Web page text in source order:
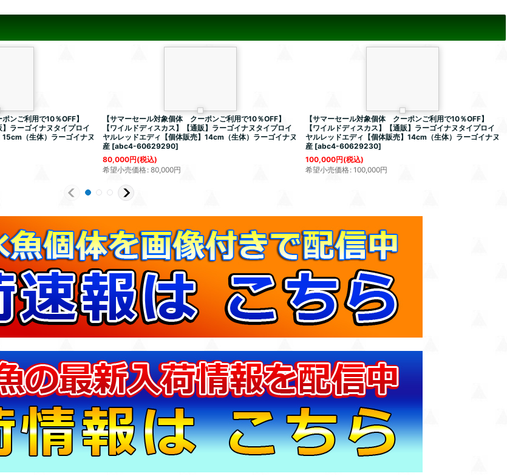
ンご利用で10％OFF】
】ラーゴイナヌタイプロイ
（生体）ラーゴイナヌ
【サマーセール対象個体 クーポンご利用で10％OFF】
【ワイルドディスカス】【通販】ラーゴイナヌタイプロイ
ヤルレッドエディ【個体販売】14cm（生体）ラーゴイナヌ
産 [abc4-60629290]
80,000円(税込)
希望小売価格: 80,000円
【サマーセール対象個体 クーポンご利用で10％OFF】
【ワイルドディスカス】【通販】ラーゴイナヌタイプロイ
ヤルレッドエディ【個体販売】14cm（生体）ラーゴイナヌ
産 [abc4-60629230]
100,000円(税込)
希望小売価格: 100,000円